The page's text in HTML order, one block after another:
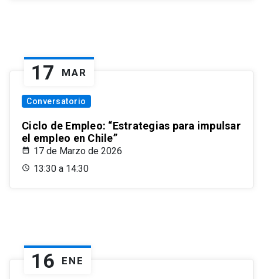
17 MAR
Conversatorio
Ciclo de Empleo: “Estrategias para impulsar
el empleo en Chile”
17 de Marzo de 2026
13:30 a 14:30
16 ENE